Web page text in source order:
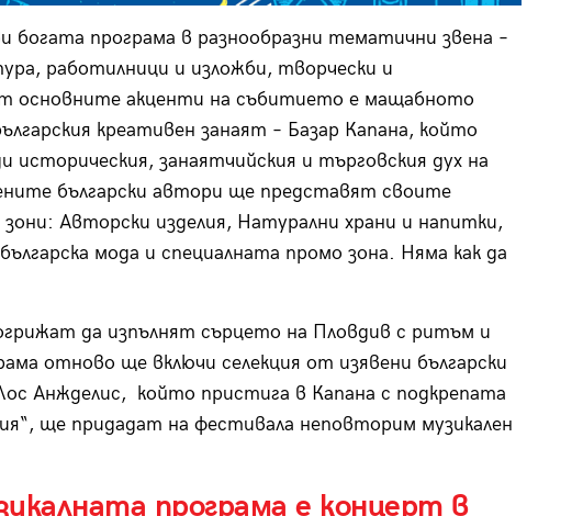
богата програма в разнообразни тематични звена –
работилници и изложби, творчески и
основните акценти на събитието е мащабното
креативен занаят – Базар Капана, който
историческия, занаятчийския и търговския дух на
български автори ще представят своите
Авторски изделия, Натурални храни и напитки,
мода и специалната промо зона. Няма как да
да изпълнят сърцето на Пловдив с ритъм и
отново ще включи селекция от изявени български
Анжделис, който пристига в Капана с подкрепата
ще придадат на фестивала неповторим музикален
програма е концерт в